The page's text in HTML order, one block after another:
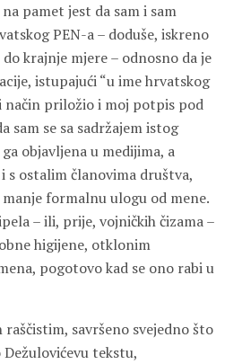
pamet jest da sam i sam
PEN-a – doduše, iskreno
krajnje mjere – odnosno da je
istupajući “u ime hrvatskog
način priložio i moj potpis pod
sam se sa sadržajem istog
objavljena u medijima, a
s ostalim članovima društva,
formalnu ulogu od mene.
– ili, prije, vojničkih čizama –
higijene, otklonim
pogotovo kad se ono rabi u
raščistim, savršeno svejedno što
tekstu,